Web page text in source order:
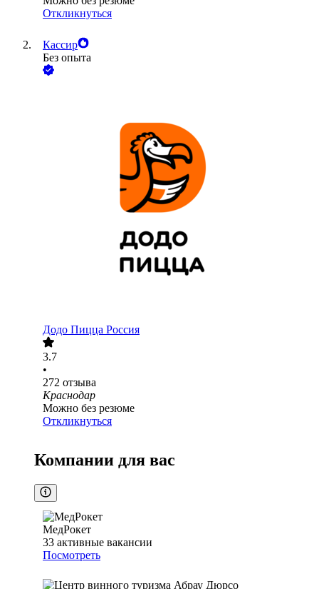
Откликнуться
Кассир
Без опыта
Додо Пицца Россия
3.7
•
272 отзыва
Краснодар
Можно без резюме
Откликнуться
Компании для вас
МедРокет
33 активные вакансии
Посмотреть